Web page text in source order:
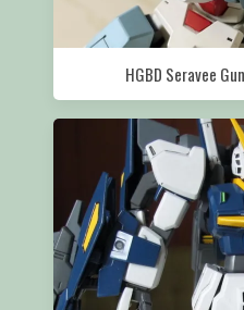
HGBD Seravee